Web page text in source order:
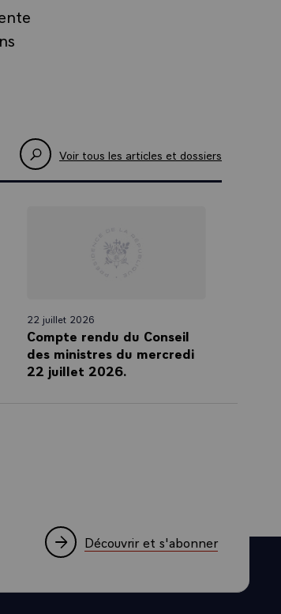
Voir tous les articles et dossiers
22 juillet 2026
Compte rendu du Conseil
des ministres du mercredi
22 juillet 2026.
Découvrir et s'abonner